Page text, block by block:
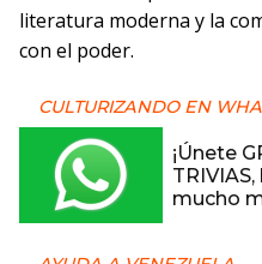
literatura moderna y la
con el poder.
CULTURIZANDO EN
¡Únete
mucho